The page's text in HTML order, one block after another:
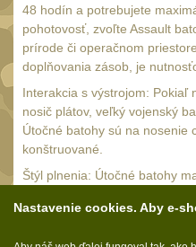
.357 .38 (9mm)12
1911
Náradie a nástroje33
AR15
AK479
.223 (5.56mm)
48 hodín a potrebujete
pohotovosť, zvoľte Assault
prírode či operačnom
doplňovania zásob, je
Interakcia s výstrojom: Pokiaľ
nosič plátov, veľký vojenský
Útočné batohy sú na nosenie
konštruované.
Štýl plnenia: Útočné batohy
pre okamžitý prístup k
Nastavenie cookies. Aby e-